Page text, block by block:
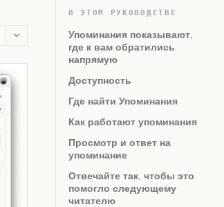
В ЭТОМ РУКОВОДСТВЕ
Упоминания показывают,
где к вам обратились
напрямую
Доступность
Где найти Упоминания
Как работают упоминания
Просмотр и ответ на
упоминание
Отвечайте так, чтобы это
помогло следующему
читателю